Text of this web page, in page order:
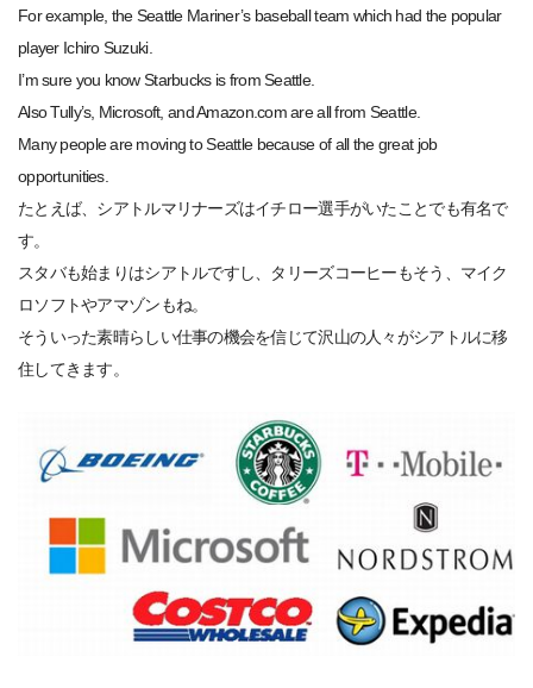
For example, the Seattle Mariner’s baseball team which had the popular
player Ichiro Suzuki.
I’m sure you know Starbucks is from Seattle.
Also Tully’s, Microsoft, and Amazon.com are all from Seattle.
Many people are moving to Seattle because of all the great job
opportunities.
たとえば、シアトルマリナーズはイチロー選手がいたことでも有名で
す。
スタバも始まりはシアトルですし、タリーズコーヒーもそう、マイク
ロソフトやアマゾンもね。
そういった素晴らしい仕事の機会を信じて沢山の人々がシアトルに移
住してきます。